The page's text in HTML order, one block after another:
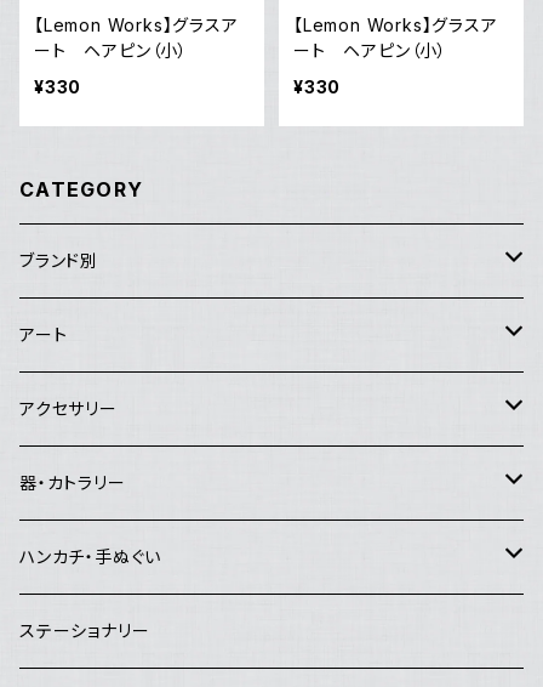
【Lemon Works】グラスア
ート ヘアピン（小）
¥330
【Lemon Works】グラスア
ート ヘアピン（小）
¥330
CATEGORY
ブランド別
アートセンターHANA
Good job!center
Lemon Works
and.Basic
夜長堂
アート
エイブルアート
その他のアート
アクセサリー
ピアス
イヤリング
リング
器・カトラリー
マグカップ・コーヒーカップ・湯飲み
急須・ポット
ハンカチ・手ぬぐい
ハンカチ
ステーショナリー